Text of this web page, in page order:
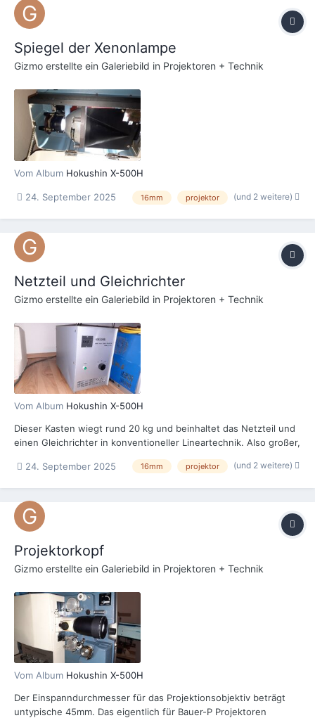
Spiegel der Xenonlampe
Gizmo erstellte ein Galeriebild in Projektoren + Technik
Vom Album Hokushin X-500H
24. September 2025 16mm projektor (und 2 weitere)
Netzteil und Gleichrichter
Gizmo erstellte ein Galeriebild in Projektoren + Technik
Vom Album Hokushin X-500H
Dieser Kasten wiegt rund 20 kg und beinhaltet das Netzteil und
einen Gleichrichter in konventioneller Lineartechnik. Also großer,
Kondensatoren. Das Gerät ist für 120 Volt vorgesehen. Der Trafo
24. September 2025 16mm projektor (und 2 weitere)
Projektorkopf
Gizmo erstellte ein Galeriebild in Projektoren + Technik
Vom Album Hokushin X-500H
Der Einspanndurchmesser für das Projektionsobjektiv beträgt
untypische 45mm. Das eigentlich für Bauer-P Projektoren